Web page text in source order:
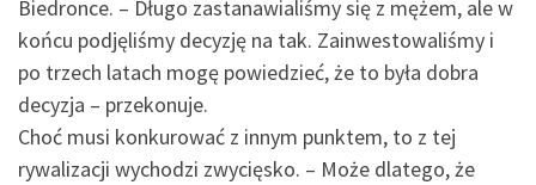
Biedronce. – Długo zastanawialiśmy się z mężem, ale w
końcu podjęliśmy decyzję na tak. Zainwestowaliśmy i
po trzech latach mogę powiedzieć, że to była dobra
decyzja – przekonuje.
Choć musi konkurować z innym punktem, to z tej
rywalizacji wychodzi zwycięsko. – Może dlatego, że